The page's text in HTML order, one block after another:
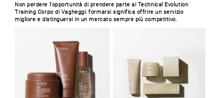
Non perdere l'opportunità di prendere parte ai Technical Evolution
Training Corpo di Vagheggi: formarsi significa offrire un servizio
migliore e distinguersi in un mercato sempre più competitivo.